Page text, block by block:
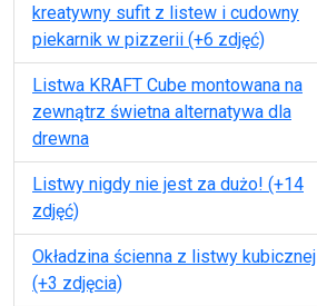
kreatywny sufit z listew i cudowny
piekarnik w pizzerii (+6 zdjęć)
Listwa KRAFT Cube montowana na
zewnątrz świetna alternatywa dla
drewna
Listwy nigdy nie jest za dużo! (+14
zdjęć)
Okładzina ścienna z listwy kubicznej
(+3 zdjęcia)